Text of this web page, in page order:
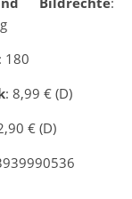
: 180
: 8,99 € (D)
€ (D)